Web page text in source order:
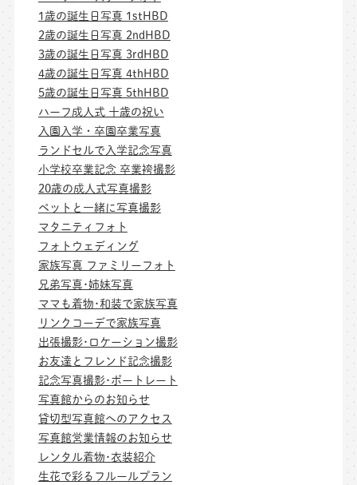
1歳の誕生日写真 1stHBD
2歳の誕生日写真 2ndHBD
3歳の誕生日写真 3rdHBD
4歳の誕生日写真 4thHBD
5歳の誕生日写真 5thHBD
ハーフ成人式 十歳の祝い
入園入学・卒園卒業写真
ランドセルで入学記念写真
小学校卒業記念 卒業袴撮影
20歳の成人式写真撮影
ペットと一緒に写真撮影
マタニティフォト
フォトウェディング
家族写真 ファミリーフォト
兄弟写真･姉妹写真
ママも着物･和装で家族写真
リンクコーデで家族写真
出張撮影･ロケーション撮影
お友達とフレンド記念撮影
記念写真撮影･ポートレート
写真館からのお知らせ
貸切型写真館へのアクセス
写真館営業情報のお知らせ
レンタル着物･衣装紹介
生花で彩るフルールプラン